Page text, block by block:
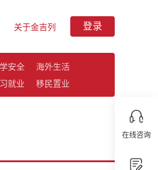
关于金吉列 登录
安全
海外生活
就业
移民置业
在线咨询